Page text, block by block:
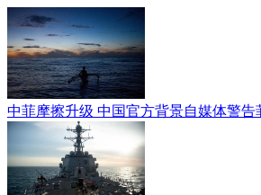
中菲摩擦升级 中国官方背景自媒体警